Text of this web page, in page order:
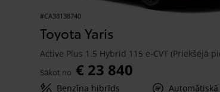
#CA38138740
Toyota Yaris
Sākot no € 23 840
Benzīna hibrīds
Automātiskā